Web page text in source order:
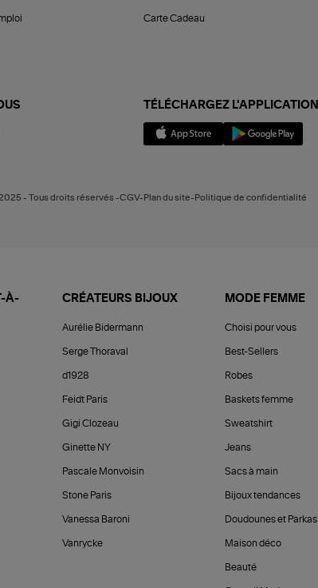
Carte Cadeau
TÉLÉCHARGEZ L'APPLICATION
- Tous droits réservés -CGV-Plan du site-Politique de confidentialité
À-
CRÉATEURS BIJOUX
Aurélie Bidermann
Serge Thoraval
d1928
Feidt Paris
Gigi Clozeau
Ginette NY
Pascale Monvoisin
Stone Paris
Vanessa Baroni
Vanrycke
MODE FEMME
Choisi pour vous
Best-Sellers
Robes
Baskets femme
Sweatshirt
Jeans
Sacs à main
Bijoux tendances
Doudounes et Parkas
Maison déco
Beauté